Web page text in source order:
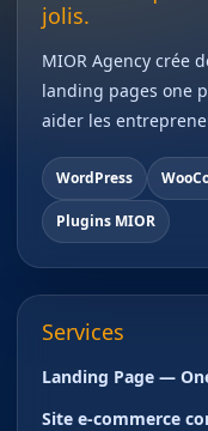
jolis.
MIOR Agency crée
landing pages one
aider les
WordPress
Plugins MIOR
Services
Landing Page —
Site e-commerce